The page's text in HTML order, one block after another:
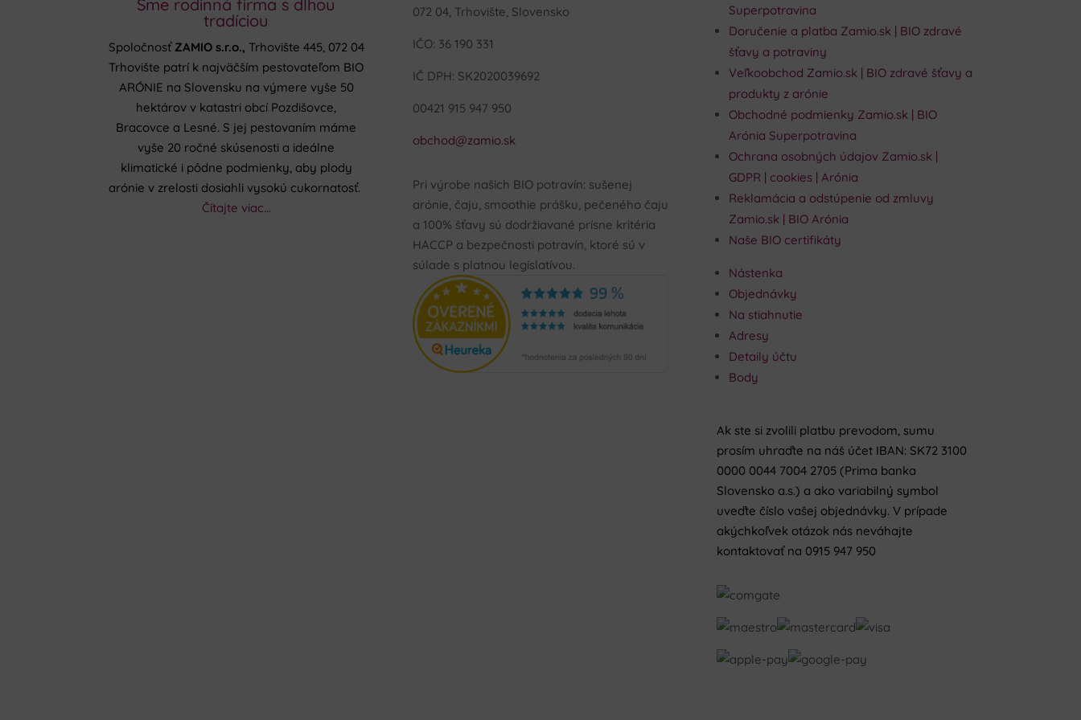
Sme rodinná firma s dlhou
tradíciou
Spoločnosť ZAMIO s.r.o., Trhovište 445, 072 04
Trhovište patrí k najväčším pestovateľom BIO
ARÓNIE na Slovensku na výmere vyše 50
hektárov v katastri obcí Pozdišovce,
Bracovce a Lesné. S jej pestovaním máme
vyše 20 ročné skúsenosti a ideálne
klimatické i pôdne podmienky, aby plody
arónie v zrelosti dosiahli vysokú cukornatosť.
Čítajte viac…
072 04, Trhovište, Slovensko
IČO: 36 190 331
IČ DPH: SK2020039692
00421 915 947 950
obchod@zamio.sk
Pri výrobe našich BIO potravín: sušenej
arónie, čaju, smoothie prášku, pečeného čaju
a 100% šťavy sú dodržiavané prísne kritéria
HACCP a bezpečnosti potravín, ktoré sú v
súlade s platnou legislatívou.
Superpotravina
Doručenie a platba Zamio.sk | BIO zdravé
šťavy a potraviny
Veľkoobchod Zamio.sk | BIO zdravé šťavy a
produkty z arónie
Obchodné podmienky Zamio.sk | BIO
Arónia Superpotravina
Ochrana osobných údajov Zamio.sk |
GDPR | cookies | Arónia
Reklamácia a odstúpenie od zmluvy
Zamio.sk | BIO Arónia
Naše BIO certifikáty
Nástenka
Objednávky
Na stiahnutie
Adresy
Detaily účtu
Body
Ak ste si zvolili platbu prevodom, sumu
prosím uhraďte na náš účet IBAN: SK72 3100
0000 0044 7004 2705 (Prima banka
Slovensko a.s.) a ako variabilný symbol
uveďte číslo vašej objednávky. V prípade
akýchkoľvek otázok nás neváhajte
kontaktovať na 0915 947 950